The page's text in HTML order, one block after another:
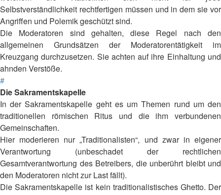
Selbstverständlichkeit rechtfertigen müssen und in dem sie vor
Angriffen und Polemik geschützt sind.
Die Moderatoren sind gehalten, diese Regel nach den
allgemeinen Grundsätzen der Moderatorentätigkeit im
Kreuzgang durchzusetzen. Sie achten auf ihre Einhaltung und
ahnden Verstöße.
#
Die Sakramentskapelle
In der Sakramentskapelle geht es um Themen rund um den
traditionellen römischen Ritus und die ihm verbundenen
Gemeinschaften.
Hier moderieren nur „Traditionalisten“, und zwar in eigener
Verantwortung (unbeschadet der rechtlichen
Gesamtverantwortung des Betreibers, die unberührt bleibt und
den Moderatoren nicht zur Last fällt).
Die Sakramentskapelle ist kein traditionalistisches Ghetto. Der